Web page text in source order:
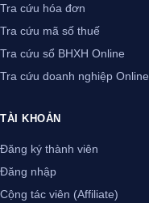
Tra cứu hóa đơn
Tra cứu mã số thuế
Tra cứu sổ BHXH Online
Tra cứu doanh nghiệp Online
TÀI KHOẢN
Đăng ký thành viên
Đăng nhập
Cộng tác viên (Affiliate)